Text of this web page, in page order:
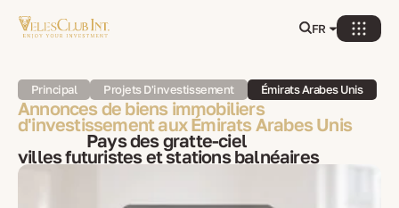
FR
Principal Projets D'investissement Émirats Arabes Unis
Annonces de biens immobiliers
d'investissement aux Émirats Arabes Unis
Pays des gratte-ciel
villes futuristes et stations balnéaires